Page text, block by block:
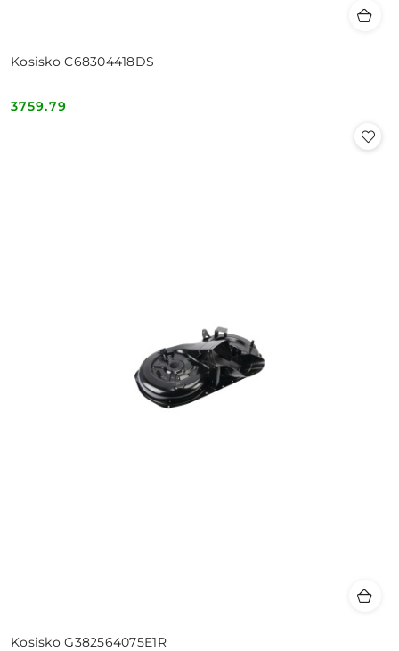
Kosisko C68304418DS
Cena:
3759.79
Kosisko G382564075E1R